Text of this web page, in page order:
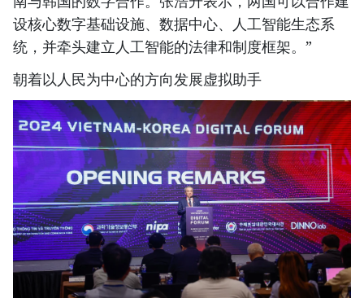
设核心数字基础设施、数据中心、人工智能生态系
统，并牵头建立人工智能的法律和制度框架。”
朝着以人民为中心的方向发展虚拟助手